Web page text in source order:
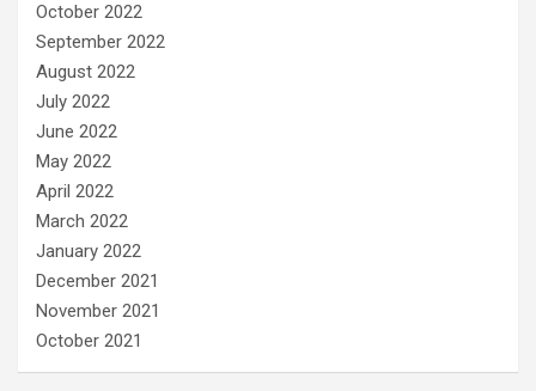
October 2022
September 2022
August 2022
July 2022
June 2022
May 2022
April 2022
March 2022
January 2022
December 2021
November 2021
October 2021